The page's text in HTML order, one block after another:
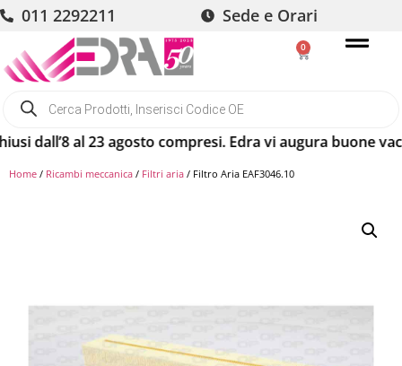
011 2292211 Sede e Orari
0
al 23 agosto compresi. Edra vi augura buone
Home / Ricambi meccanica / Filtri aria / Filtro Aria EAF3046.10